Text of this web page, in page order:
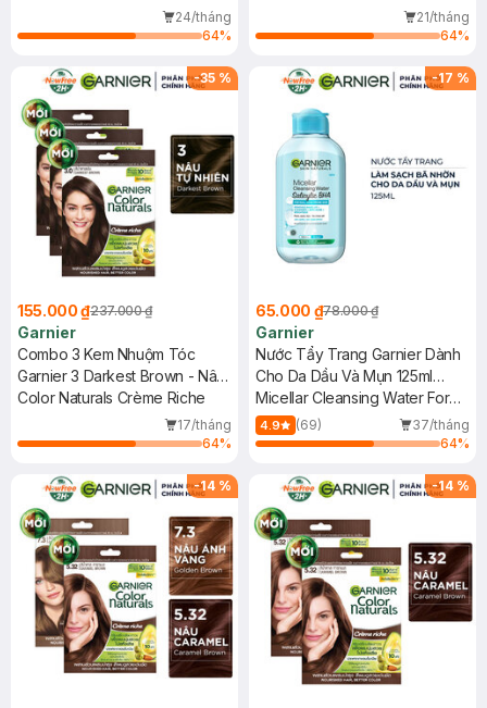
Sunscreen SPF50+ PA++++
24/tháng
64%
21/tháng
64%
-35 %
155.000 ₫237.000 ₫
Garnier
Combo 3 Kem Nhuộm Tóc
Garnier 3 Darkest Brown - Nâu
Tự Nhiên 30g
Color Naturals Crème Riche
17/tháng
64%
-17 %
65.000 ₫78.000 ₫
Garnier
Nước Tẩy Trang Garnier Dành
Cho Da Dầu Và Mụn 125ml
(Mới)
Micellar Cleansing Water For
Oily & Acne-Prone Skin New
4.9 (69)
37/tháng
64%
-14 % -14 %